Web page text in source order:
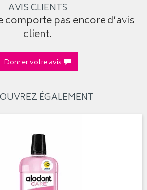
AVIS CLIENTS
comporte pas encore d’avis
client.
Donner votre avis
ÉGALEMENT